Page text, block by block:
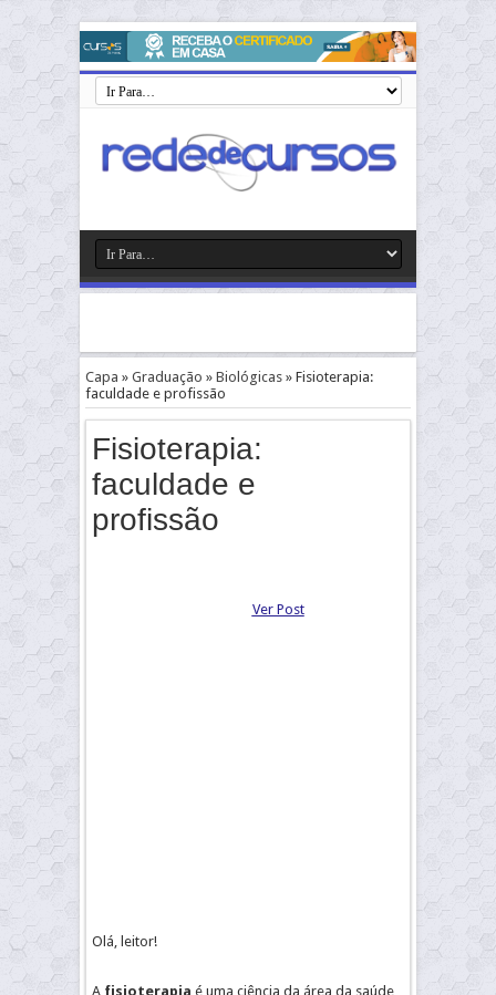
Capa » Graduação » Biológicas » Fisioterapia:
faculdade e profissão
Fisioterapia:
faculdade e
profissão
Ver Post
Olá, leitor!
A fisioterapia é uma ciência da área da saúde